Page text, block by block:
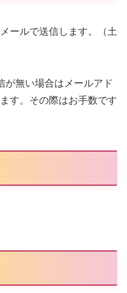
ールで送信します。（土
無い場合はメールアド
す。その際はお手数です